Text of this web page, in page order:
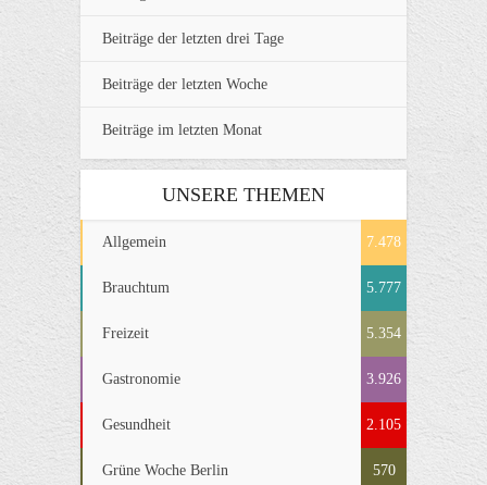
Beiträge der letzten drei Tage
Beiträge der letzten Woche
Beiträge im letzten Monat
UNSERE THEMEN
Allgemein 7.478
Brauchtum 5.777
Freizeit 5.354
Gastronomie 3.926
Gesundheit 2.105
Grüne Woche Berlin 570